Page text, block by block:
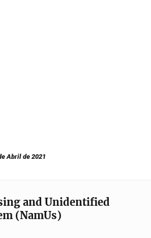
Abril de 2021
and Unidentified
(NamUs)